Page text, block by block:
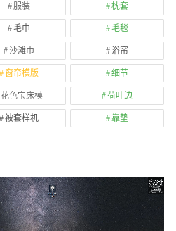
服装 枕套
毛巾 毛毯
沙滩巾 浴帘
窗帘模版 细节
花色宝床模 荷叶边
被套样机 靠垫